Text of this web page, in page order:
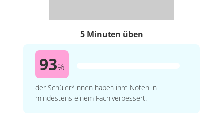
5 Minuten üben
93%
der Schüler*innen haben ihre Noten in
mindestens einem Fach verbessert.